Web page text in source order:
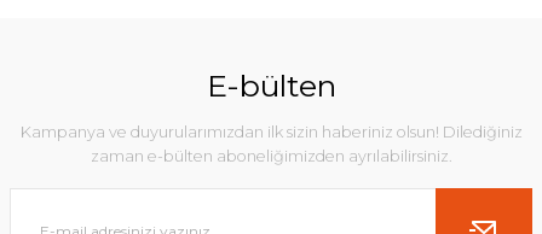
E-bülten
Kampanya ve duyurularımızdan ilk sizin haberiniz olsun! Dilediğiniz
zaman e-bülten aboneliğimizden ayrılabilirsiniz.